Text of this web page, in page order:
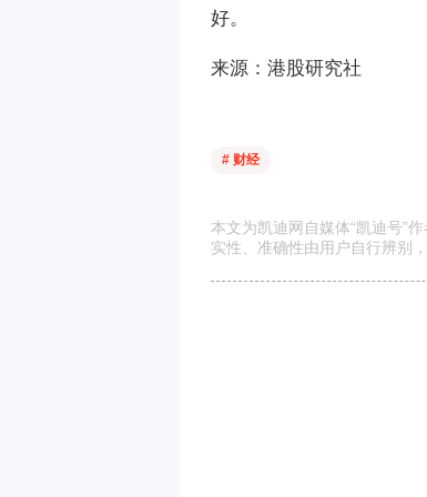
好。
来源：港股研究社
# 财经
本文为凯迪网自媒体“凯迪号”
实性、准确性由用户自行辨别